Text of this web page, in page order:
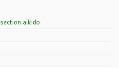
aikido